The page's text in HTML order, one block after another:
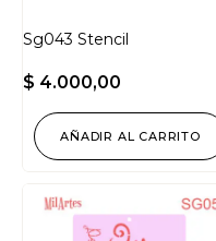
Sg043 Stencil
$ 4.000,00
AÑADIR AL CARRITO